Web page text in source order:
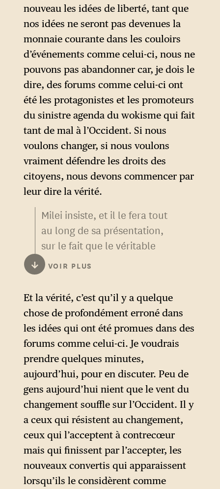
nouveau les idées de liberté, tant que
nos idées ne seront pas devenues la
monnaie courante dans les couloirs
d’événements comme celui-ci, nous ne
pouvons pas abandonner car, je dois le
dire, des forums comme celui-ci ont
été les protagonistes et les promoteurs
du sinistre agenda du wokisme qui fait
tant de mal à l’Occident. Si nous
voulons changer, si nous voulons
vraiment défendre les droits des
citoyens, nous devons commencer par
leur dire la vérité.
Milei insiste, et il le fera tout
au long de sa présentation,
sur le fait que le véritable
ennemi de la civilisation n’est
pas la guerre, la faim, le
chômage ou le changement
climatique — mais la
« culture woke », l’agenda
progressiste qui, avec ses
postulats, viendrait renverser
les idées de la liberté en
Occident.
↓ VOIR PLUS
Et la vérité, c’est qu’il y a quelque
chose de profondément erroné dans
les idées qui ont été promues dans des
forums comme celui-ci. Je voudrais
prendre quelques minutes,
aujourd’hui, pour en discuter. Peu de
gens aujourd’hui nient que le vent du
changement souffle sur l’Occident. Il y
a ceux qui résistent au changement,
ceux qui l’acceptent à contrecœur
mais qui finissent par l’accepter, les
nouveaux convertis qui apparaissent
lorsqu’ils le considèrent comme